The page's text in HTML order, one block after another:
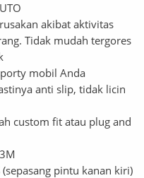
akibat aktivitas
Tidak mudah tergores
mobil Anda
anti slip, tidak licin
custom fit atau plug and
(sepasang pintu kanan kiri)